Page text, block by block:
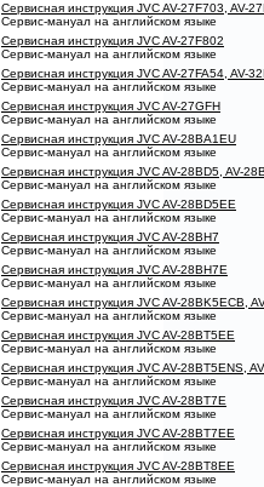
Сервисная инструкция JVC AV-27F703, AV-
Сервис-мануал на английском языке
Сервисная инструкция JVC AV-27F802
Сервис-мануал на английском языке
Сервисная инструкция JVC AV-27FA54, AV-
Сервис-мануал на английском языке
Сервисная инструкция JVC AV-27GFH
Сервис-мануал на английском языке
Сервисная инструкция JVC AV-28BA1EU
Сервис-мануал на английском языке
Сервисная инструкция JVC AV-28BD5, AV-
Сервис-мануал на английском языке
Сервисная инструкция JVC AV-28BD5EE
Сервис-мануал на английском языке
Сервисная инструкция JVC AV-28BH7
Сервис-мануал на английском языке
Сервисная инструкция JVC AV-28BH7E
Сервис-мануал на английском языке
Сервисная инструкция JVC AV-28BK5ECB,
Сервис-мануал на английском языке
Сервисная инструкция JVC AV-28BT5EE
Сервис-мануал на английском языке
Сервисная инструкция JVC AV-28BT5ENS,
Сервис-мануал на английском языке
Сервисная инструкция JVC AV-28BT7E
Сервис-мануал на английском языке
Сервисная инструкция JVC AV-28BT7EE
Сервис-мануал на английском языке
Сервисная инструкция JVC AV-28BT8EE
Сервис-мануал на английском языке